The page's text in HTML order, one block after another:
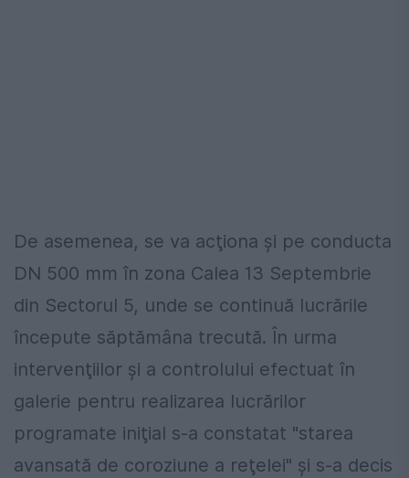
De asemenea, se va acţiona şi pe conducta
DN 500 mm în zona Calea 13 Septembrie
din Sectorul 5, unde se continuă lucrările
începute săptămâna trecută. În urma
intervenţiilor şi a controlului efectuat în
galerie pentru realizarea lucrărilor
programate iniţial s-a constatat "starea
avansată de coroziune a reţelei" şi s-a decis